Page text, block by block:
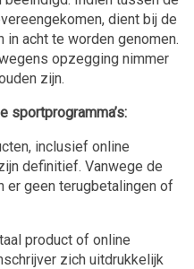
dient bij de
acht te worden genomen.
opzegging nimmer
zijn.
sportprogramma’s:
inclusief online
definitief. Vanwege de
er geen terugbetalingen of
product of online
zich uitdrukkelijk